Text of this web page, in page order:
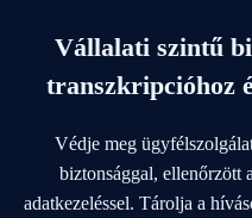
Vállalati szintű
transzkripcióhoz
Védje meg
biztonsággal, ellenőrzött
adatkezeléssel. Tárolja a